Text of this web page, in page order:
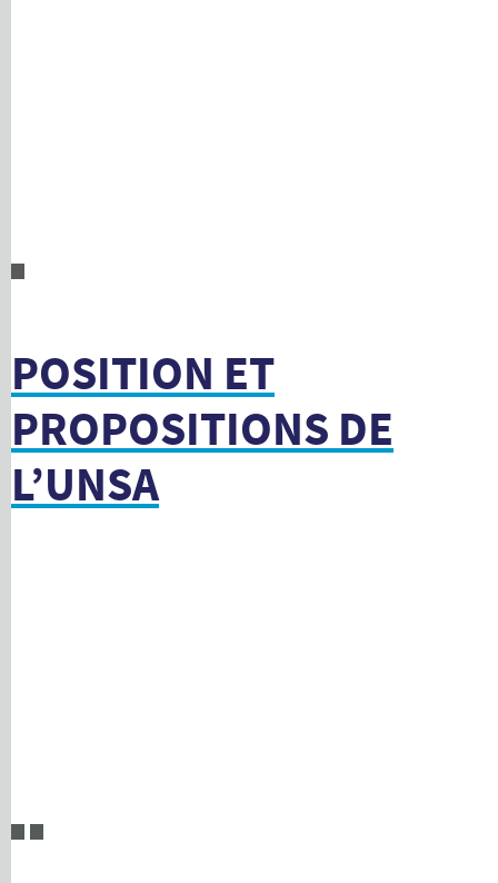
POSITION ET
PROPOSITIONS DE
L’UNSA